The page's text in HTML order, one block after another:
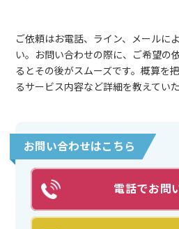
ご依頼はお電話、ライン、メールに
い。お問い合わせの際に、ご希望の
るとその後がスムーズです。概算を
るサービス内容など詳細を教えてい
お問い合わせはこちら
電話でお問